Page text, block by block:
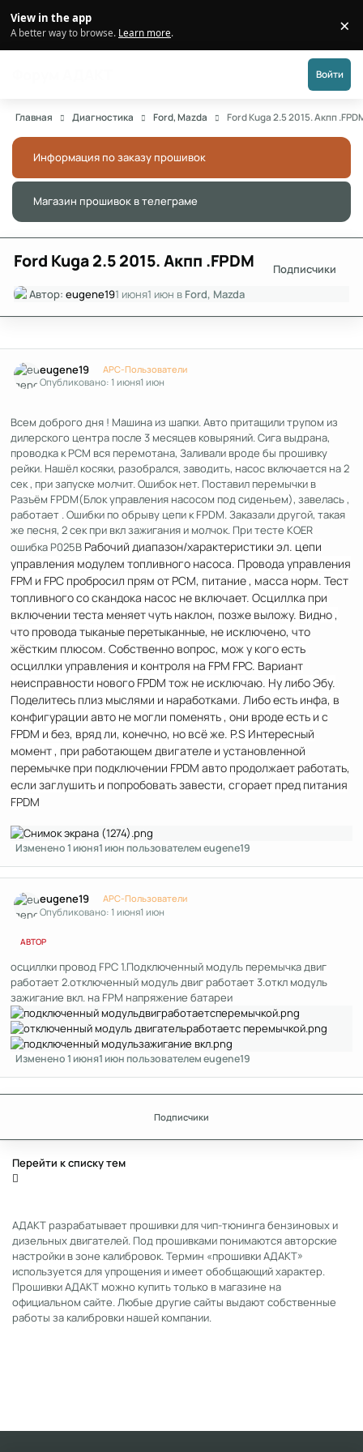
View in the app
A better way to browse. Learn more. ×
Войти
Главная Диагностика Ford, Mazda Ford Kuga 2.5 2015. Акпп
Информация по заказу прошивок
Магазин прошивок в телеграме
Ford Kuga 2.5 2015. Акпп .FPDM
Подписчики
Автор:eugene191 июня1 июн в Ford, Mazda
eugene19 APC-Пользователи
Опубликовано:1 июня1 июн
Всем доброго дня ! Машина из шапки. Авто притащили трупом из
дилерского центра после 3 месяцев ковыряний. Сига выдрана,
проводка к PCM вся перемотана, Заливали вроде бы прошивку
рейки. Нашёл косяки, разобрался, заводить, насос включается на 2
сек , при запуске молчит. Ошибок нет. Поставил перемычки в
Разъём FPDM(Блок управления насосом под сиденьем), завелась ,
работает . Ошибки по обрыву цепи к FPDM. Заказали другой, такая
же песня, 2 сек при вкл зажигания и молчок. При тесте KOER
ошибка P025B Рабочий диапазон/характеристики эл. цепи
управления модулем топливного насоса. Провода управления
FPM и FPC пробросил прям от PCM, питание , масса норм. Тест
топливного со скандока насос не включает. Осциллка при
включении теста меняет чуть наклон, позже выложу. Видно ,
что провода тыканые перетыканные, не исключено, что
жёстким плюсом. Собственно вопрос, мож у кого есть
осциллки управления и контроля на FPM FPC. Вариант
неисправности нового FPDM тож не исключаю. Ну либо Эбу.
Поделитесь плиз мыслями и наработками. Либо есть инфа, в
конфигурации авто не могли поменять , они вроде есть и с
FPDM и без, вряд ли, конечно, но всё же. P.S Интересный
момент , при работающем двигателе и установленной
перемычке при подключении FPDM авто продолжает работать,
если заглушить и попробовать завести, сгорает пред питания
FPDM
Изменено1 июня1 июн пользователем eugene19
eugene19 APC-Пользователи
Опубликовано:1 июня1 июн
АВТОР
осциллки провод FPC 1.Подключенный модуль перемычка двиг
работает 2.отключенный модуль двиг работает 3.откл модуль
зажигание вкл. на FPM напряжение батареи
Изменено1 июня1 июн пользователем eugene19
Подписчики
Перейти к списку тем
АДАКТ разрабатывает прошивки для чип-тюнинга бензиновых и
дизельных двигателей. Под прошивками понимаются авторские
настройки в зоне калибровок. Термин «прошивки АДАКТ»
используется для упрощения и имеет обобщающий характер.
Прошивки АДАКТ можно купить только в магазине на
официальном сайте. Любые другие сайты выдают собственные
работы за калибровки нашей компании.